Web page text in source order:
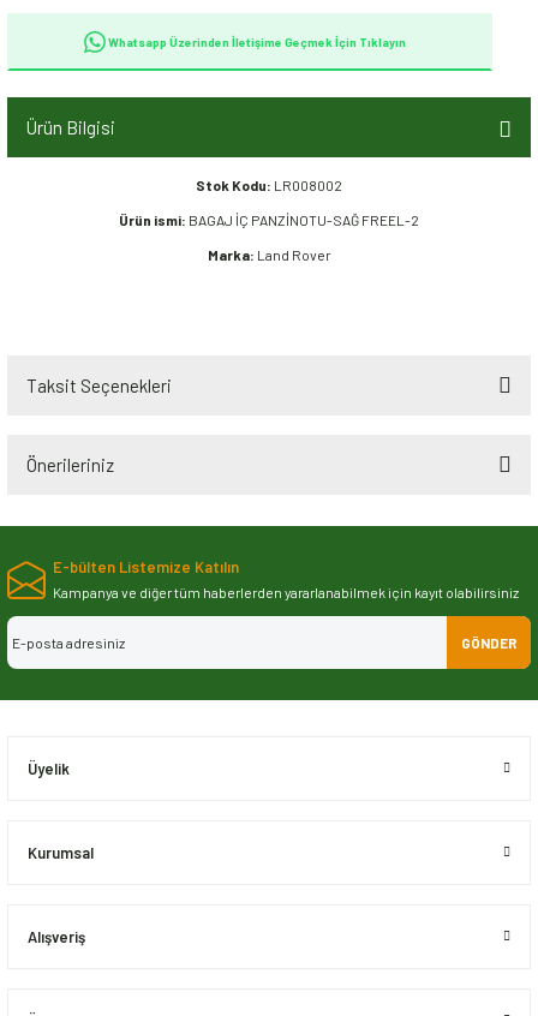
Whatsapp Üzerinden İletişime Geçmek İçin Tıklayın
Ürün Bilgisi
Stok Kodu: LR008002
Ürün ismi: BAGAJ İÇ PANZİNOTU-SAĞ FREEL-2
Marka: Land Rover
Taksit Seçenekleri
Önerileriniz
Bu ürünün fiyat bilgisi, resim, ürün açıklamalarında ve diğer konularda
iletebilirsiniz.
Görüş ve önerileriniz için teşekkür ederiz.
Ürün resmi kalitesiz, bozuk veya görüntülenemiyor.
E-bülten Listemize Katılın
Kampanya ve diğer tüm haberlerden yararlanabilmek için kayıt olabilirsiniz
GÖNDER
Üyelik
Kurumsal
Alışveriş